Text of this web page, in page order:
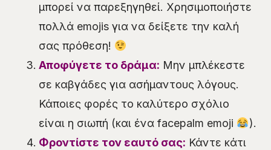
μπορεί να παρεξηγηθεί. Χρησιμοποιήστε
πολλά emojis για να δείξετε την καλή
σας πρόθεση!
Αποφύγετε το δράμα: Μην μπλέκεστε
σε καβγάδες για ασήμαντους λόγους.
Κάποιες φορές το καλύτερο σχόλιο
είναι η σιωπή (και ένα facepalm emoji
).
Φροντίστε τον εαυτό σας: Κάντε κάτι